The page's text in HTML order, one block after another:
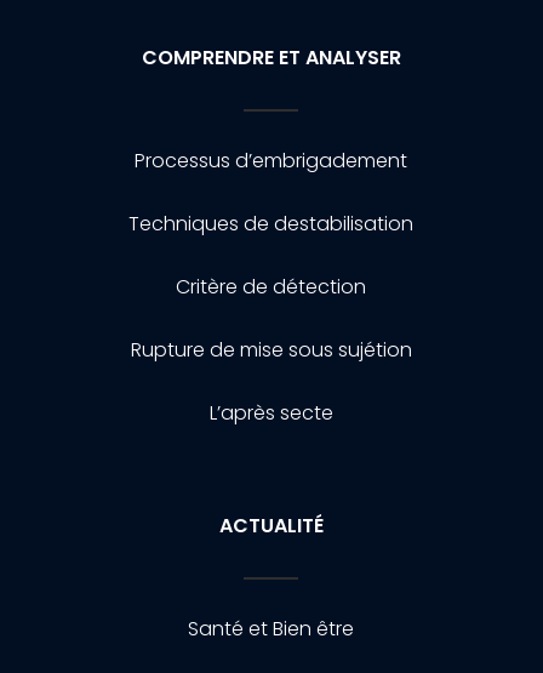
COMPRENDRE ET ANALYSER
Processus d’embrigadement
Techniques de destabilisation
Critère de détection
Rupture de mise sous sujétion
L’après secte
ACTUALITÉ
Santé et Bien être